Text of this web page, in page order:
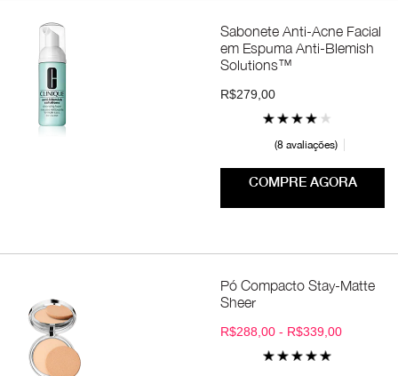
Sabonete Anti-Acne Facial
em Espuma Anti-Blemish
Solutions™
R$279,00
8 avaliações
COMPRE AGORA
Pó Compacto Stay-Matte
Sheer
R$288,00 - R$339,00